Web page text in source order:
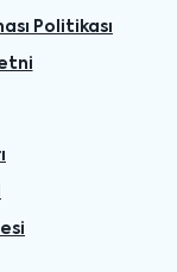
Politikası